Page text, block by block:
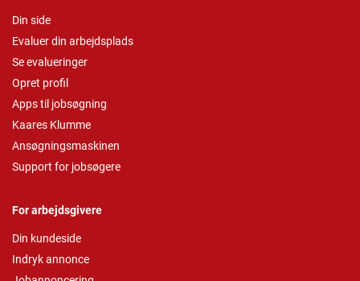
Din side
Evaluer din arbejdsplads
Se evalueringer
Opret profil
Apps til jobsøgning
Kaares Klumme
Ansøgningsmaskinen
Support for jobsøgere
For arbejdsgivere
Din kundeside
Indryk annonce